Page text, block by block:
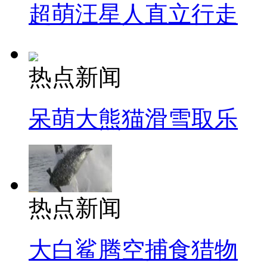
超萌汪星人直立行走
热点新闻
呆萌大熊猫滑雪取乐
热点新闻
大白鲨腾空捕食猎物